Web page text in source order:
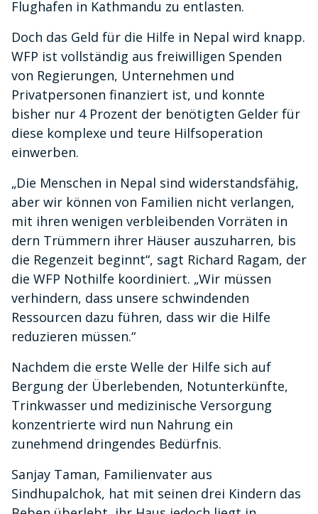
Flughafen in Kathmandu zu entlasten.
Doch das Geld für die Hilfe in Nepal wird knapp.
WFP ist vollständig aus freiwilligen Spenden
von Regierungen, Unternehmen und
Privatpersonen finanziert ist, und konnte
bisher nur 4 Prozent der benötigten Gelder für
diese komplexe und teure Hilfsoperation
einwerben.
„Die Menschen in Nepal sind widerstandsfähig,
aber wir können von Familien nicht verlangen,
mit ihren wenigen verbleibenden Vorräten in
dern Trümmern ihrer Häuser auszuharren, bis
die Regenzeit beginnt“, sagt Richard Ragam, der
die WFP Nothilfe koordiniert. „Wir müssen
verhindern, dass unsere schwindenden
Ressourcen dazu führen, dass wir die Hilfe
reduzieren müssen.“
Nachdem die erste Welle der Hilfe sich auf
Bergung der Überlebenden, Notunterkünfte,
Trinkwasser und medizinische Versorgung
konzentrierte wird nun Nahrung ein
zunehmend dringendes Bedürfnis.
Sanjay Taman, Familienvater aus
Sindhupalchok, hat mit seinen drei Kindern das